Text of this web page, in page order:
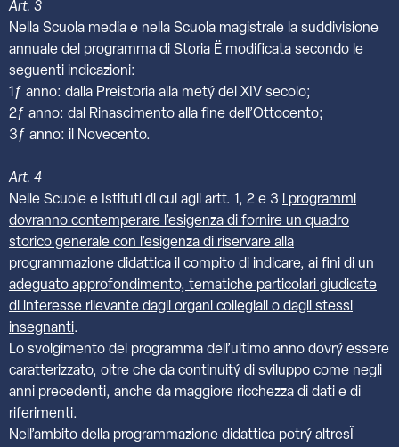
Art. 3
Nella Scuola media e nella Scuola magistrale la suddivisione
annuale del programma di Storia Ë modificata secondo le
seguenti indicazioni:
1ƒ anno: dalla Preistoria alla metý del XIV secolo;
2ƒ anno: dal Rinascimento alla fine dell’Ottocento;
3ƒ anno: il Novecento.
Art. 4
Nelle Scuole e Istituti di cui agli artt. 1, 2 e 3 i programmi
dovranno contemperare l’esigenza di fornire un quadro
storico generale con l’esigenza di riservare alla
programmazione didattica il compito di indicare, ai fini di un
adeguato approfondimento, tematiche particolari giudicate
di interesse rilevante dagli organi collegiali o dagli stessi
insegnanti.
Lo svolgimento del programma dell’ultimo anno dovrý essere
caratterizzato, oltre che da continuitý di sviluppo come negli
anni precedenti, anche da maggiore ricchezza di dati e di
riferimenti.
Nell’ambito della programmazione didattica potrý altresÏ